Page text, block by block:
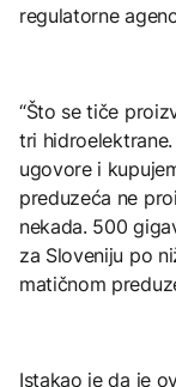
regulatorne
“Što se tiče
tri
ugovore i
preduzeća ne
nekada. 500
za Sloveniju po
matičnom
Istakao je da je